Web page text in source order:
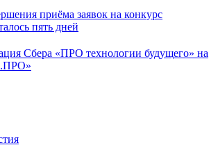
приёма заявок на конкурс
пять дней
Сбера «ПРО технологии будущего» на